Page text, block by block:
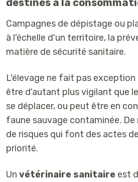
Campagnes de dépistage ou
à l'échelle d'un territoire, la
matière de sécurité sanitaire.
L'élevage ne fait pas exception
être d'autant plus vigilant que
se déplacer, ou peut être en
faune sauvage contaminée.
de risques qui font des actes
priorité.
Un vétérinaire sanitaire est